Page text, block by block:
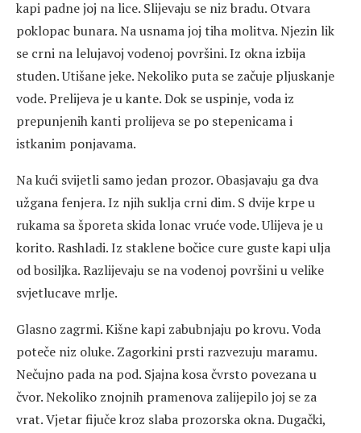
kapi padne joj na lice. Slijevaju se niz bradu. Otvara
poklopac bunara. Na usnama joj tiha molitva. Njezin lik
se crni na lelujavoj vodenoj površini. Iz okna izbija
studen. Utišane jeke. Nekoliko puta se začuje pljuskanje
vode. Prelijeva je u kante. Dok se uspinje, voda iz
prepunjenih kanti prolijeva se po stepenicama i
istkanim ponjavama.
Na kući svijetli samo jedan prozor. Obasjavaju ga dva
užgana fenjera. Iz njih suklja crni dim. S dvije krpe u
rukama sa šporeta skida lonac vruće vode. Ulijeva je u
korito. Rashladi. Iz staklene bočice cure guste kapi ulja
od bosiljka. Razlijevaju se na vodenoj površini u velike
svjetlucave mrlje.
Glasno zagrmi. Kišne kapi zabubnjaju po krovu. Voda
poteče niz oluke. Zagorkini prsti razvezuju maramu.
Nečujno pada na pod. Sjajna kosa čvrsto povezana u
čvor. Nekoliko znojnih pramenova zalijepilo joj se za
vrat. Vjetar fijuče kroz slaba prozorska okna. Dugački,